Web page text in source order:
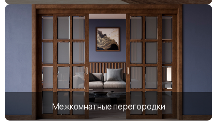
Межкомнатные перегородки